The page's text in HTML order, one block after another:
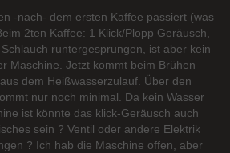
-nach- dem ersten Kaffee passiert (was
2ten Kaffee: 1 Klick/Plopp Geräusch,
runtergesprungen, ist aber kein
Maschine. Jetzt kommt beim Brühen
dem Heißwasserzulauf. Über den
nur noch minimal. Da kein Wasser
ist könnte das klick-Geräusch auch
sein ? Ventil oder andere Elektrik
? Ich hab die Maschine offen, aber